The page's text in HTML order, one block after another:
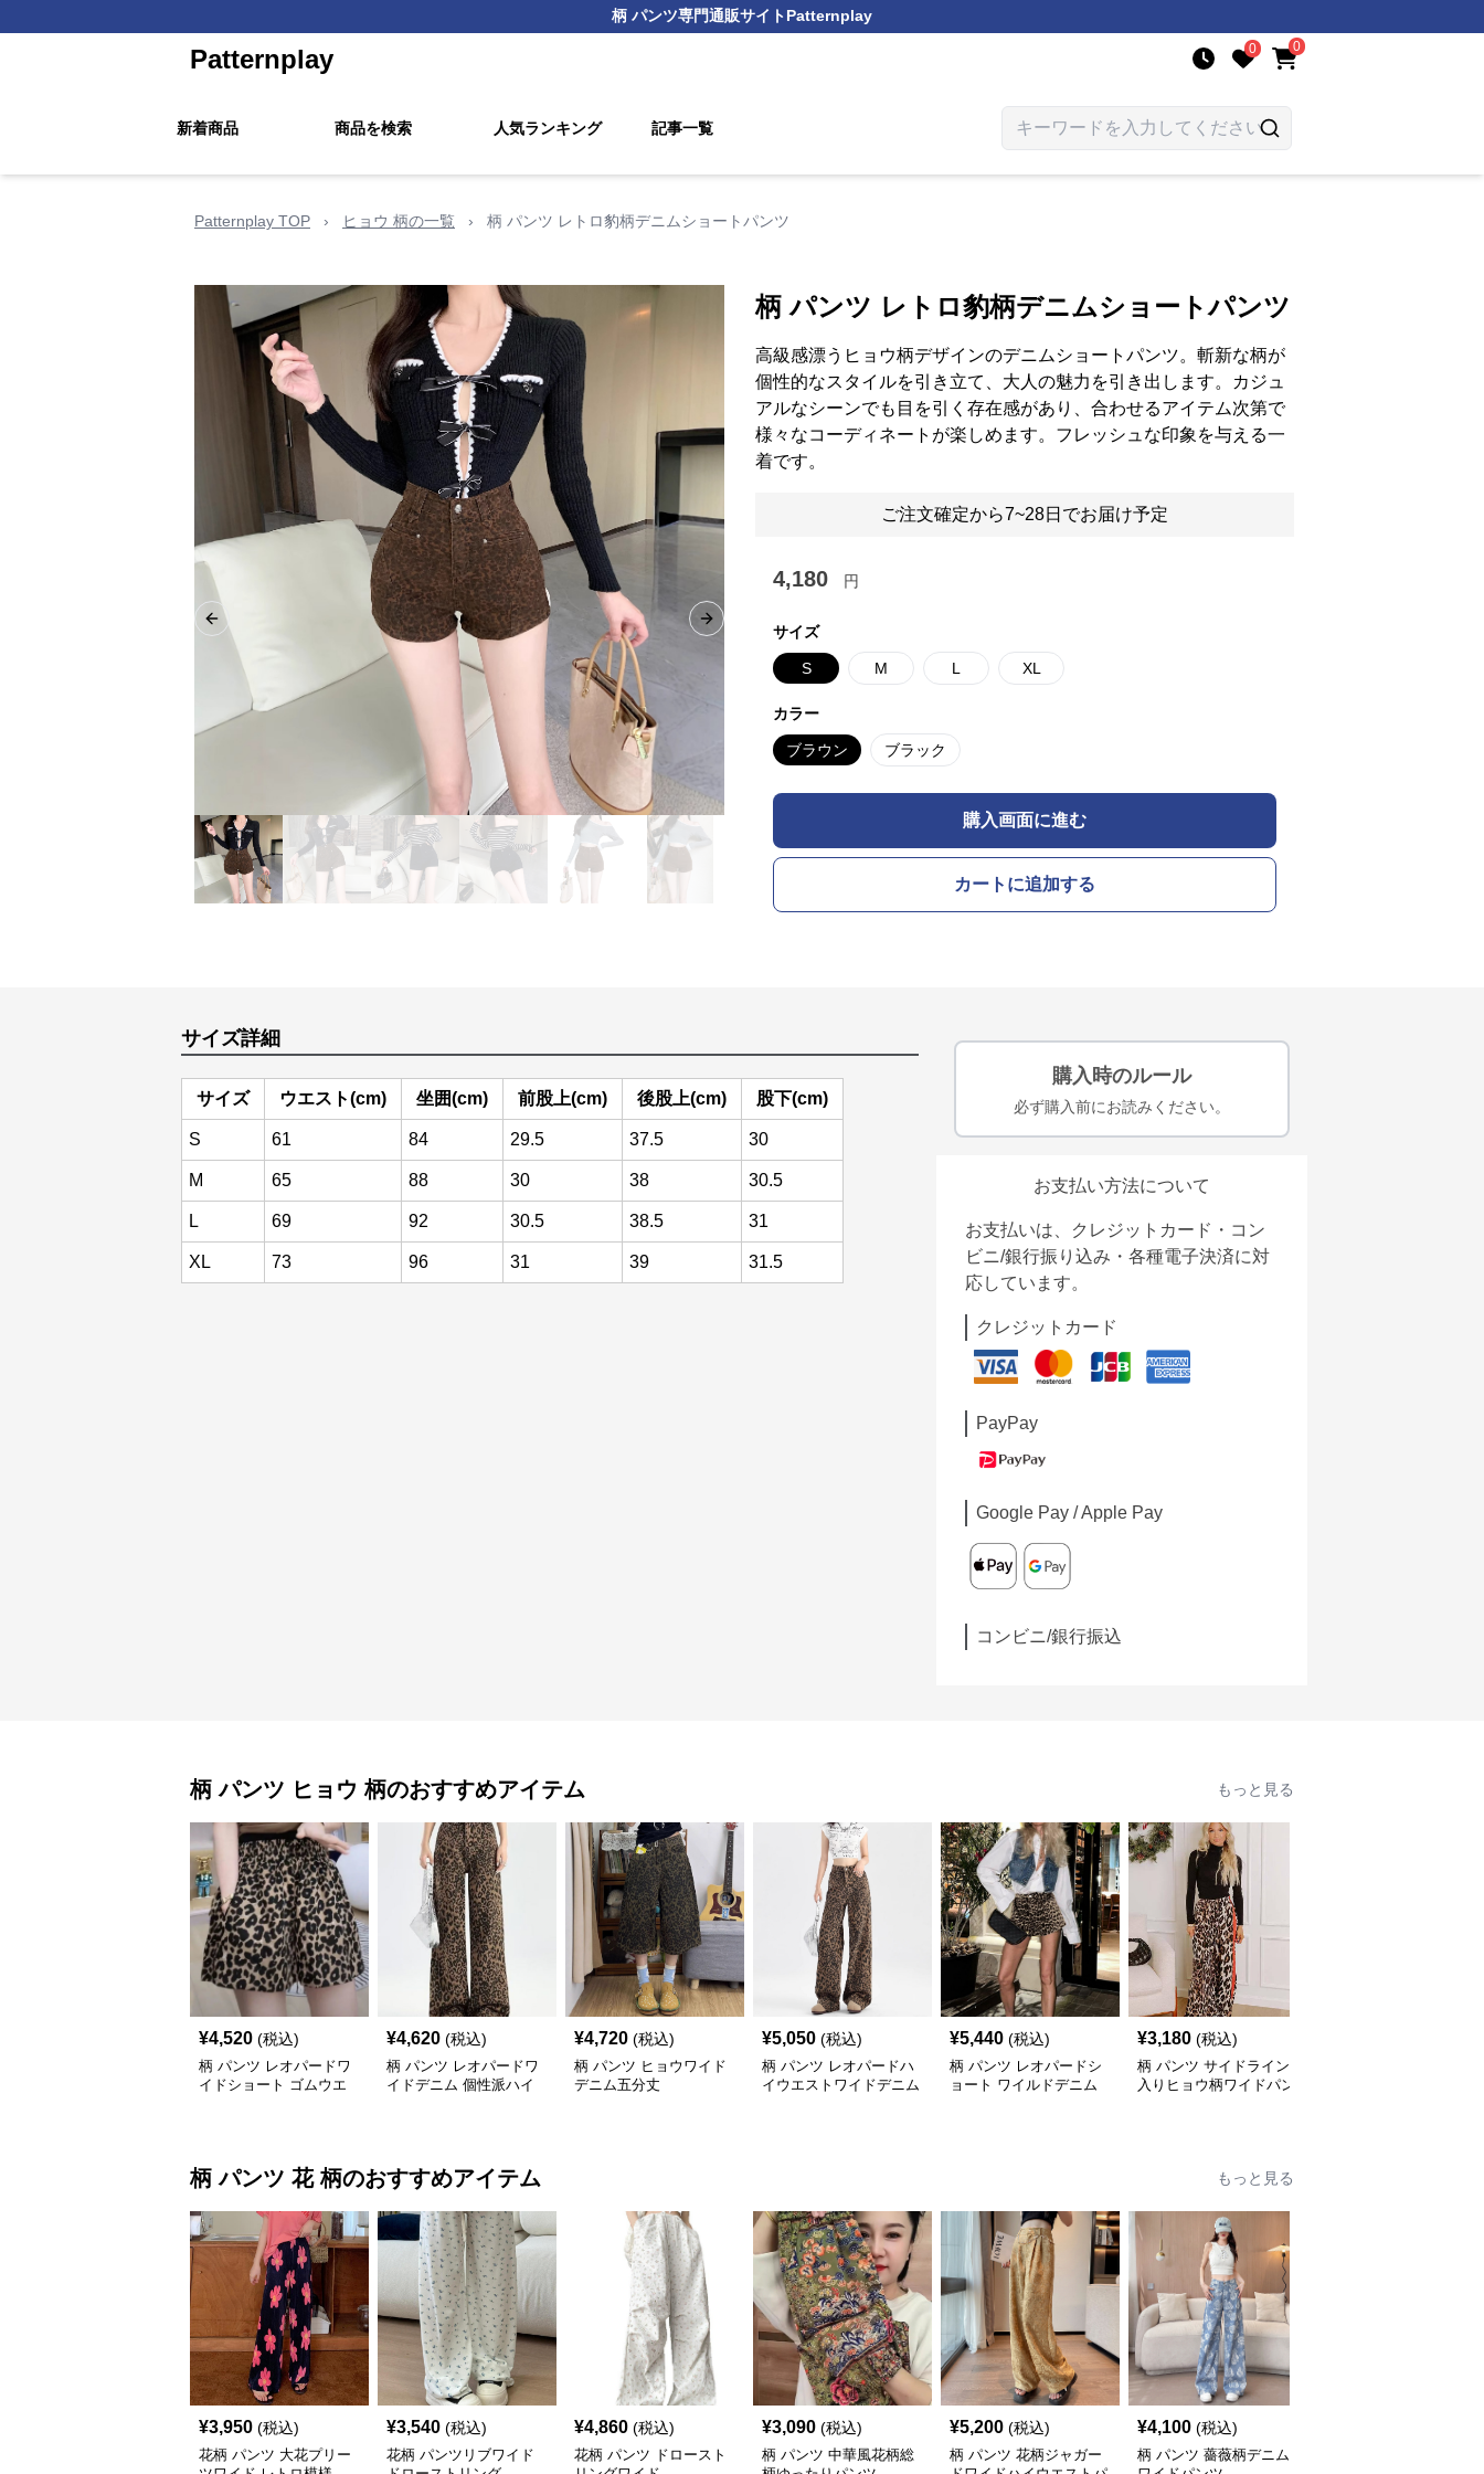
柄 パンツ専門通販サイトPatternplay
Patternplay 0 0
新着商品 商品を検索 人気ランキング 記事一覧
Patternplay TOP › ヒョウ 柄の一覧 › 柄 パンツ レトロ豹柄デニムショートパンツ
Previous slide Next slide
柄 パンツ レトロ豹柄デニムショートパンツ
高級感漂うヒョウ柄デザインのデニムショートパンツ。斬新な柄が
個性的なスタイルを引き立て、大人の魅力を引き出します。カジュ
アルなシーンでも目を引く存在感があり、合わせるアイテム次第で
様々なコーディネートが楽しめます。フレッシュな印象を与える一
着です。
ご注文確定から7~28日でお届け予定
4,180 円
サイズ
S M L XL
カラー
ブラウン ブラック
購入画面に進む
カートに追加する
サイズ詳細
サイズ ウエスト(cm) 坐囲(cm) 前股上(cm) 後股上(cm) 股下(cm)
S 61 84 29.5 37.5 30
M 65 88 30 38 30.5
L 69 92 30.5 38.5 31
XL 73 96 31 39 31.5
購入時のルール
必ず購入前にお読みください。
お支払い方法について
お支払いは、クレジットカード・コン
ビニ/銀行振り込み・各種電子決済に対
応しています。
クレジットカード
PayPay
Google Pay / Apple Pay
コンビニ/銀行振込
柄 パンツ ヒョウ 柄のおすすめアイテム もっと見る
¥4,520 (税込)
柄 パンツ レオパードワ
イドショート ゴムウエ
¥4,620 (税込)
柄 パンツ レオパードワ
イドデニム 個性派ハイ
¥4,720 (税込)
柄 パンツ ヒョウワイド
デニム五分丈
¥5,050 (税込)
柄 パンツ レオパードハ
イウエストワイドデニム
¥5,440 (税込)
柄 パンツ レオパードシ
ョート ワイルドデニム
¥3,180 (税込)
柄 パンツ サイドライン
入りヒョウ柄ワイドパン
柄 パンツ 花 柄のおすすめアイテム もっと見る
¥3,950 (税込)
花柄 パンツ 大花プリー
¥3,540 (税込)
花柄 パンツリブワイド
¥4,860 (税込)
花柄 パンツ ドロースト
¥3,090 (税込)
柄 パンツ 中華風花柄総
¥5,200 (税込)
柄 パンツ 花柄ジャガー
¥4,100 (税込)
柄 パンツ 薔薇柄デニム